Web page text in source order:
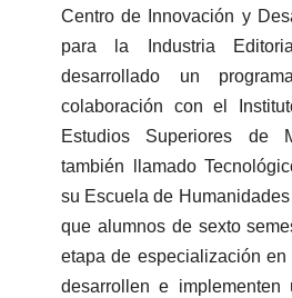
Centro de Innovación y
para la Industria
desarrollado un
colaboración con el
Estudios Superiores de
también llamado
su Escuela de
que alumnos de sexto
etapa de especialización
desarrollen e implementen